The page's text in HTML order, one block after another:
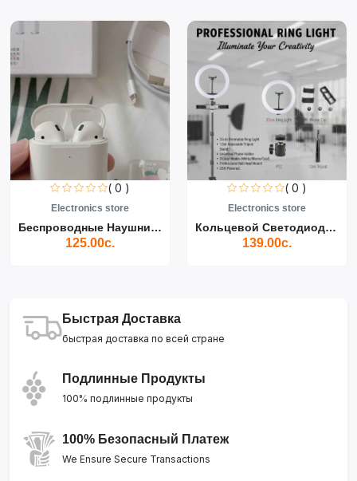
( 0 )
Electronics store
Беспроводные Наушники Air...
125.00с.
( 0 )
Electronics store
Кольцевой Светодиодный Св...
139.00с.
Быстрая Доставка
быстрая доставка по всей стране
Подлинные Продукты
100% подлинные продукты
100% Безопасный Платеж
We Ensure Secure Transactions